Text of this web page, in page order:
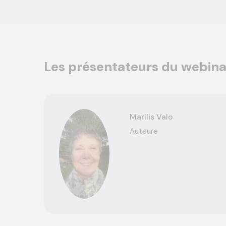
Les présentateurs du
Marilis Valo
Auteure